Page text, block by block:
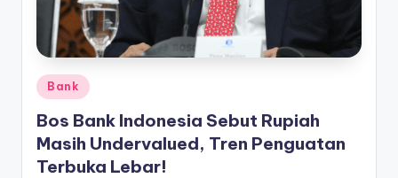
Posted
in
Bank
Bos Bank Indonesia Sebut Rupiah
Masih Undervalued, Tren Penguatan
Terbuka Lebar!